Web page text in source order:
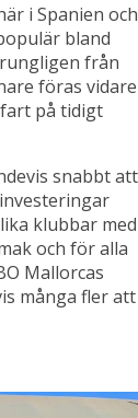
i Spanien och
bland
från
föras vidare
på tidigt
snabbt att
klubbar med
och för alla
Mallorcas
många fler att